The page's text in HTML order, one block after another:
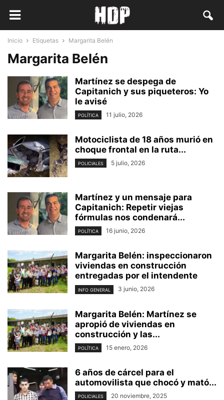
Inicio Etiquetas Margarita Belén
Margarita Belén
Martínez se despega de
Capitanich y sus piqueteros: Yo
le avisé
POLÍTICA 11 julio, 2026
Motociclista de 18 años murió en
choque frontal en la ruta...
POLICIALES 5 julio, 2026
Martínez y un mensaje para
Capitanich: Repetir viejas
fórmulas nos condenará...
POLÍTICA 16 junio, 2026
Margarita Belén: inspeccionaron
viviendas en construcción
entregadas por el intendente
INFO GENERAL 3 junio, 2026
Margarita Belén: Martínez se
apropió de viviendas en
construcción y las...
POLÍTICA 15 enero, 2026
6 años de cárcel para el
automovilista que chocó y mató...
POLICIALES 20 noviembre, 2025